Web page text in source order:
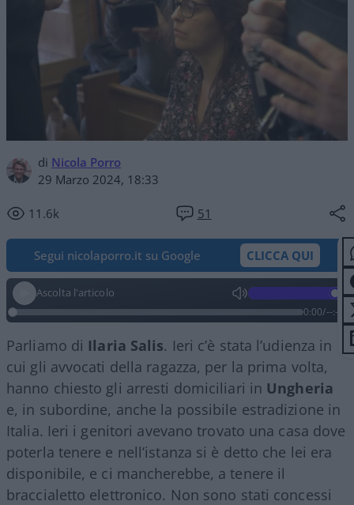
di Nicola Porro
29 Marzo 2024, 18:33
11.6k 51
Segui nicolaporro.it su Google CLICCA QUI
Ascolta l'articolo
0:00/--:--
Parliamo di Ilaria Salis. Ieri c’è stata l’udienza in
cui gli avvocati della ragazza, per la prima volta,
hanno chiesto gli arresti domiciliari in Ungheria
e, in subordine, anche la possibile estradizione in
Italia. Ieri i genitori avevano trovato una casa dove
poterla tenere e nell’istanza si è detto che lei era
disponibile, e ci mancherebbe, a tenere il
braccialetto elettronico. Non sono stati concessi